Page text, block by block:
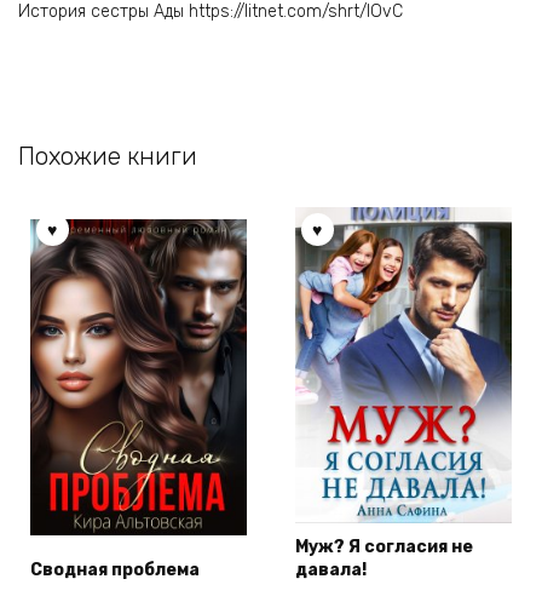
История сестры Ады https://litnet.com/shrt/IOvC
Похожие книги
Сводная проблема
Муж? Я согласия не
давала!